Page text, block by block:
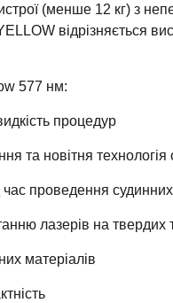
(менше 12 кг) з
відрізняється
577 нм:
процедур
та новітня
час проведення
лазерів на твердих
матеріалів